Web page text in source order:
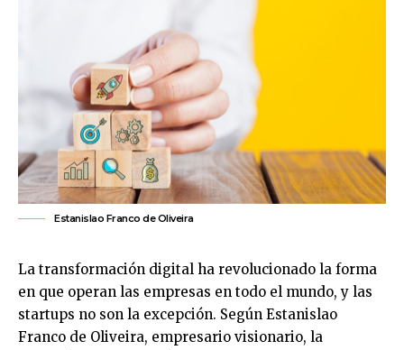
Estanislao Franco de Oliveira
La transformación digital ha revolucionado la forma
en que operan las empresas en todo el mundo, y las
startups no son la excepción. Según Estanislao
Franco de Oliveira, empresario visionario, la